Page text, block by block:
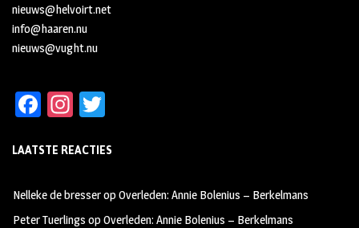
nieuws@helvoirt.net
info@haaren.nu
nieuws@vught.nu
Fa
b
oo
k
In
ag
m
tt
LAATSTE REACTIES
Nelleke de bresseropOverleden: Annie Bolenius – Berkelmans
Peter Tuerlings opOverleden: Annie Bolenius – Berkelmans